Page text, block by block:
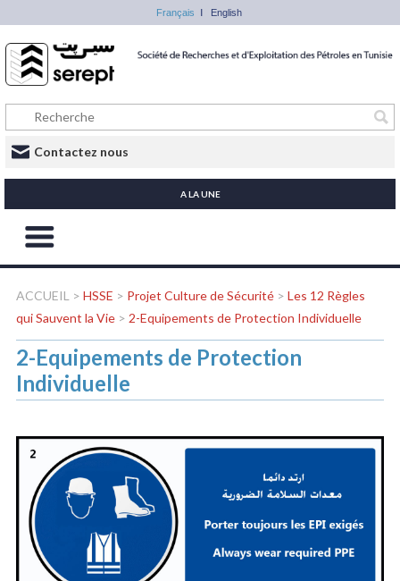
Français English
Contactez nous
A LA UNE
ACCUEIL > HSSE > Projet Culture de Sécurité > Les 12 Règles
qui Sauvent la Vie > 2-Equipements de Protection Individuelle
2-Equipements de Protection
Individuelle